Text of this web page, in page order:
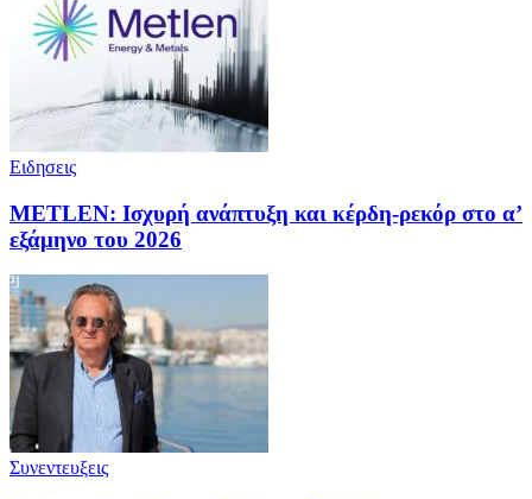
Ειδησεις
METLEN: Ισχυρή ανάπτυξη και κέρδη-ρεκόρ στο α’
εξάμηνο του 2026
Συνεντευξεις